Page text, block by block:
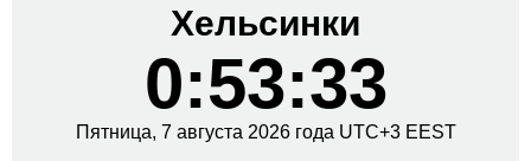
Хельсинки
0:53:34
Пятница, 7 августа 2026 года UTC+3 EEST